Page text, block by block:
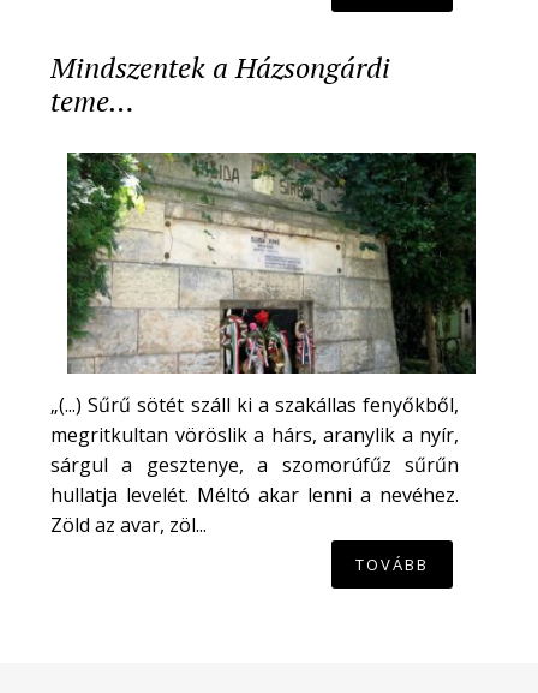
Mindszentek a Házsongárdi
teme…
„(...) Sűrű sötét száll ki a szakállas fenyőkből,
megritkultan vöröslik a hárs, aranylik a nyír,
sárgul a gesztenye, a szomorúfűz sűrűn
hullatja levelét. Méltó akar lenni a nevéhez.
Zöld az avar, zöl...
TOVÁBB